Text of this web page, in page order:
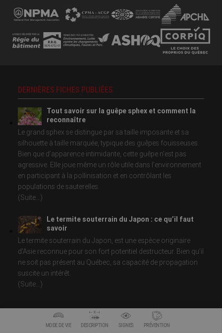
MODE DE VIE DESCRIPTION SIGNES PRÉVENTION
DERNIÈRES FICHES PUBLIÉES
Tout savoir sur la guêpe sphex et comment la
reconnaître
Le grand sphex se distingue par sa taille imposante et sa
silhouette à taille marquée, typique des guêpes fouisseuses.
Bien que d’apparence intimidante, cette guêpe n’est pas
agressive. Elle joue même un rôle utile dans l’environnement
en participant à la pollinisation et en contrôlant les
populations de sauterelles.
(Suite...)
Le termite souterrain du Japon : ce qu’il faut
savoir
Le termite souterrain du Japon, est une espèce originaire
d'Asie reconnue pour son fort potentiel destructeur. Bien qu'il
ne soit pas présent au Québec, sa capacité de propagation
suscite un intérêt.
(Suite...)
CONTACTER ABAT EXTERMINATION – 7 JOURS/24H